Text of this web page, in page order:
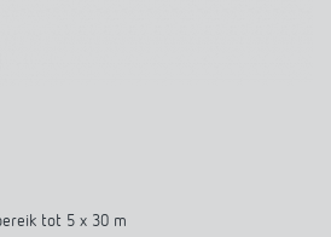
tot 5 x 30 m